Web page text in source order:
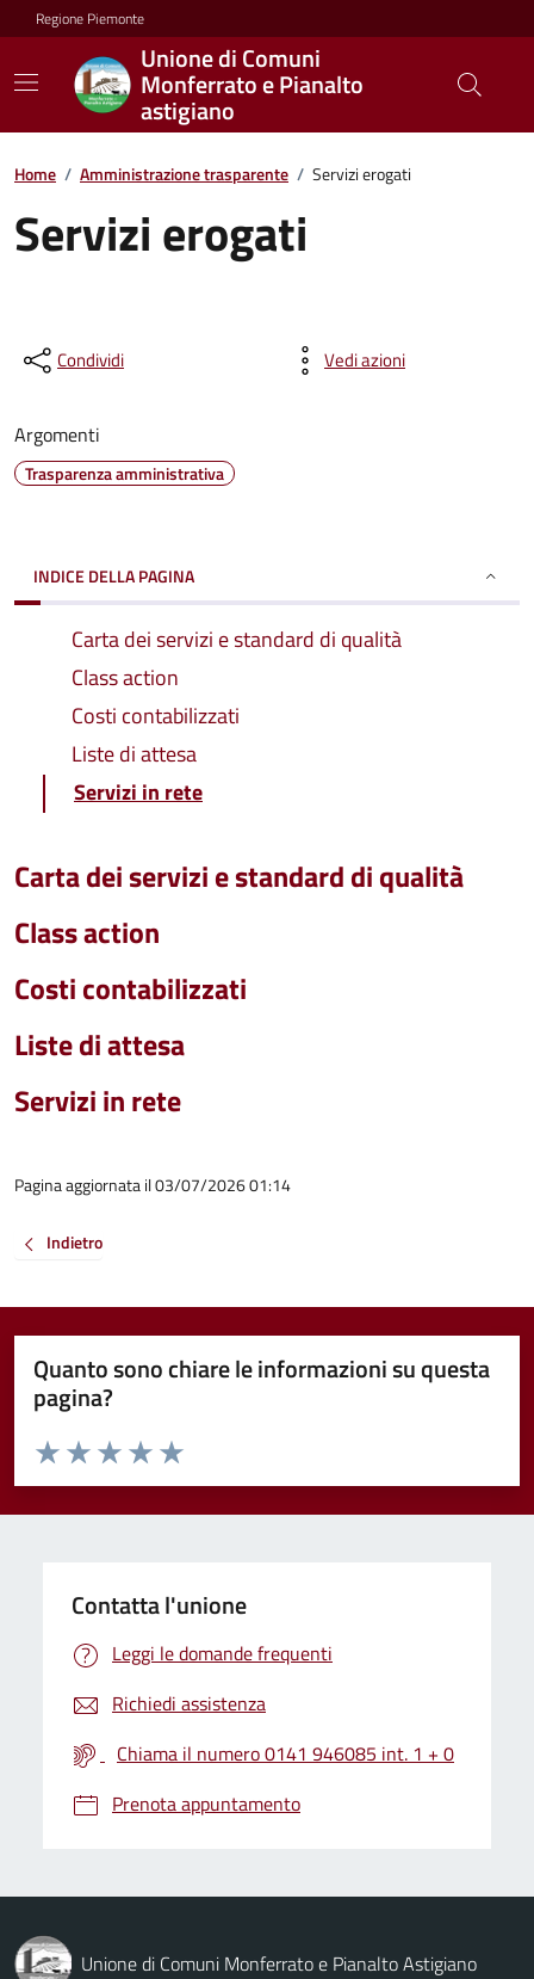
Regione Piemonte
Unione di Comuni
Monferrato e Pianalto
astigiano
Home / Amministrazione trasparente / Servizi erogati
Servizi erogati
Condividi Vedi azioni
Argomenti
Trasparenza amministrativa
INDICE DELLA PAGINA
Carta dei servizi e standard di qualità
Class action
Costi contabilizzati
Liste di attesa
Servizi in rete
Carta dei servizi e standard di qualità
Class action
Costi contabilizzati
Liste di attesa
Servizi in rete
Pagina aggiornata il 03/07/2026 01:14
Indietro
Quanto sono chiare le informazioni su questa
pagina?
Valuta da 1 a 5 stelle la pagina
Valuta 5 stelle su 5
Valuta 4 stelle su 5
Valuta 3 stelle su 5
Valuta 2 stelle su 5
Valuta 1 stelle su 5
Contatta l'unione
Leggi le domande frequenti
Richiedi assistenza
Chiama il numero 0141 946085 int. 1 + 0
Prenota appuntamento
Unione di Comuni Monferrato e Pianalto Astigiano